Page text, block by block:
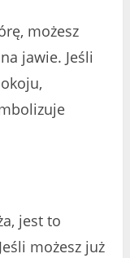
możesz
jawie. Jeśli
jest to
możesz już